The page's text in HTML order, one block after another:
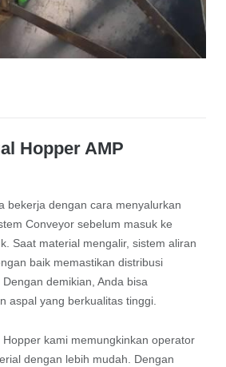
Hopper AMP
bekerja dengan cara menyalurkan
Conveyor sebelum masuk ke
Saat material mengalir, sistem aliran
baik memastikan distribusi
demikian, Anda bisa
aspal yang berkualitas tinggi.
kami memungkinkan operator
dengan lebih mudah. Dengan